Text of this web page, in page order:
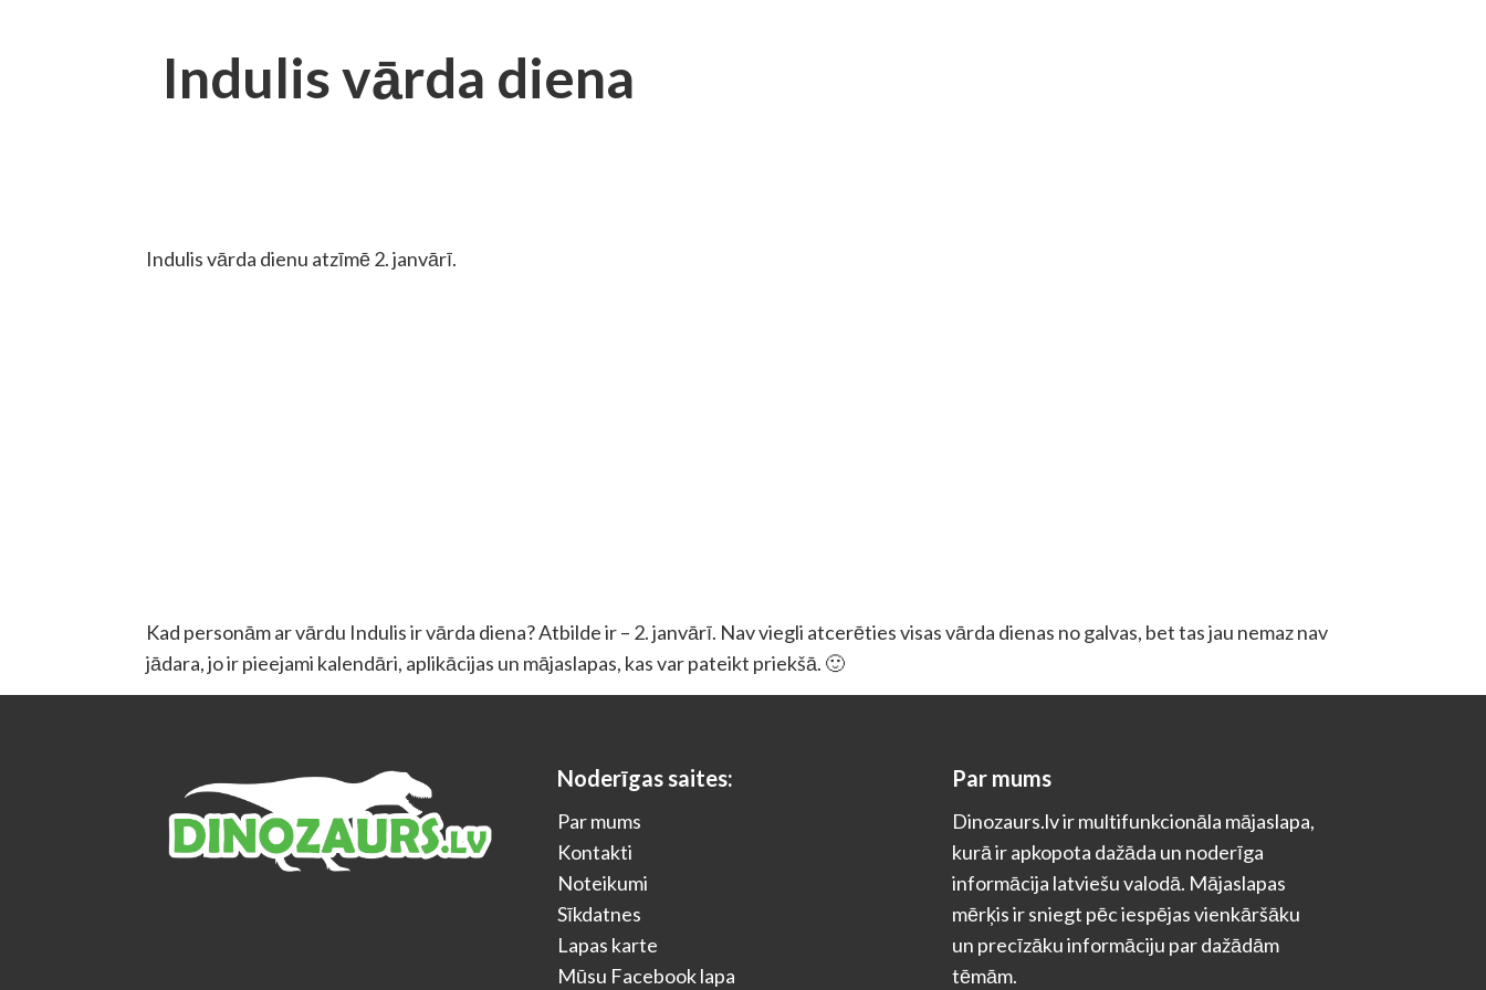
Indulis vārda diena
Indulis vārda dienu atzīmē 2. janvārī.
Kad personām ar vārdu Indulis ir vārda diena? Atbilde ir – 2. janvārī. Nav viegli atcerēties visas vārda dienas no galvas, bet tas jau nemaz nav
jādara, jo ir pieejami kalendāri, aplikācijas un mājaslapas, kas var pateikt priekšā. 🙂
Noderīgas saites:
Par mums
Kontakti
Noteikumi
Sīkdatnes
Lapas karte
Mūsu Facebook lapa
Par mums
Dinozaurs.lv ir multifunkcionāla mājaslapa,
kurā ir apkopota dažāda un noderīga
informācija latviešu valodā. Mājaslapas
mērķis ir sniegt pēc iespējas vienkāršāku
un precīzāku informāciju par dažādām
tēmām.